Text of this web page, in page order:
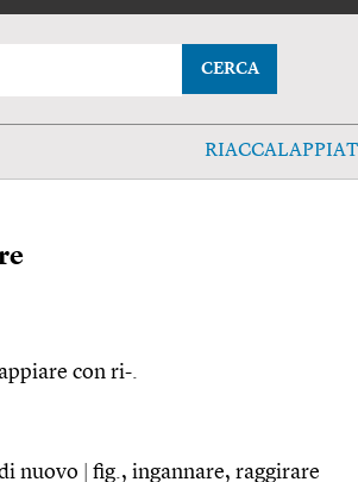
CERCA
con ri-.
nuovo
fig., ingannare, raggirare